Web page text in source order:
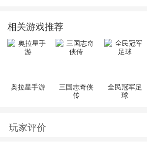
相关游戏推荐
奥拉星手游
三国志奇侠
传
全民冠军足
球
玩家评价